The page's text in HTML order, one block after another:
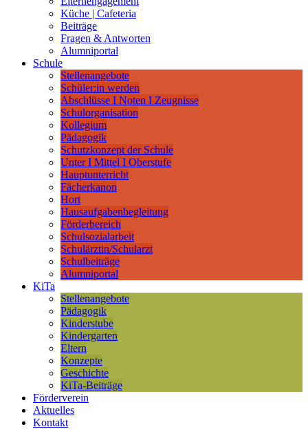
Küche | Cafeteria
Beiträge
Fragen & Antworten
Alumniportal
Schule
Stellenangebote
Schüler:in werden
Abschlüsse I Noten I Zeugnisse
Schulorganisation
Kollegium
Pädagogik
Schutzkonzept der Schule
Unter I Mittel I Oberstufe
Hauptunterricht
Fächerkanon
Hort
Hausaufgabenbegleitung
Förderbereich
Schulsozialarbeit
Schulärztin/Schularzt
Schulbeiträge
Alumniportal
KiTa
Stellenangebote
Pädagogik
Kinderstube
Kindergarten
Eltern
Konzepte
Geschichte
KiTa-Beiträge
Förderverein
Aktuelles
Kontakt